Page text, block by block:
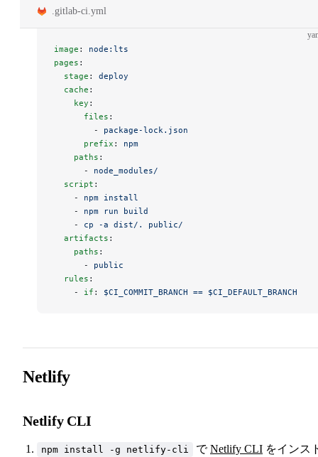
.gitlab-ci.yml
image : node:lts
pages :
  stage
: deploy
  cache
:
    key
:
      files
:
        -
package-lock.json
      prefix
: npm
    paths
:
      -
node_modules/
  script
:
    -
npm install
    -
npm run build
    -
cp -a dist/. public/
  artifacts
:
    paths
:
      -
public
  rules
:
    -
if : $CI_COMMIT_BRANCH == $CI_DEFAULT_BRANCH
Netlify
Netlify CLI
npm install -g netlify-cli でNetlify CLI をインス